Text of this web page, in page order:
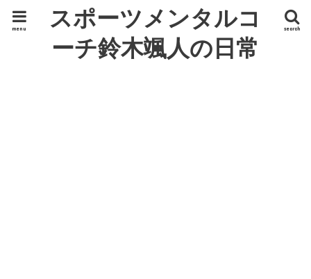
スポーツメンタルコ
ーチ鈴木颯人の日常
search
menu